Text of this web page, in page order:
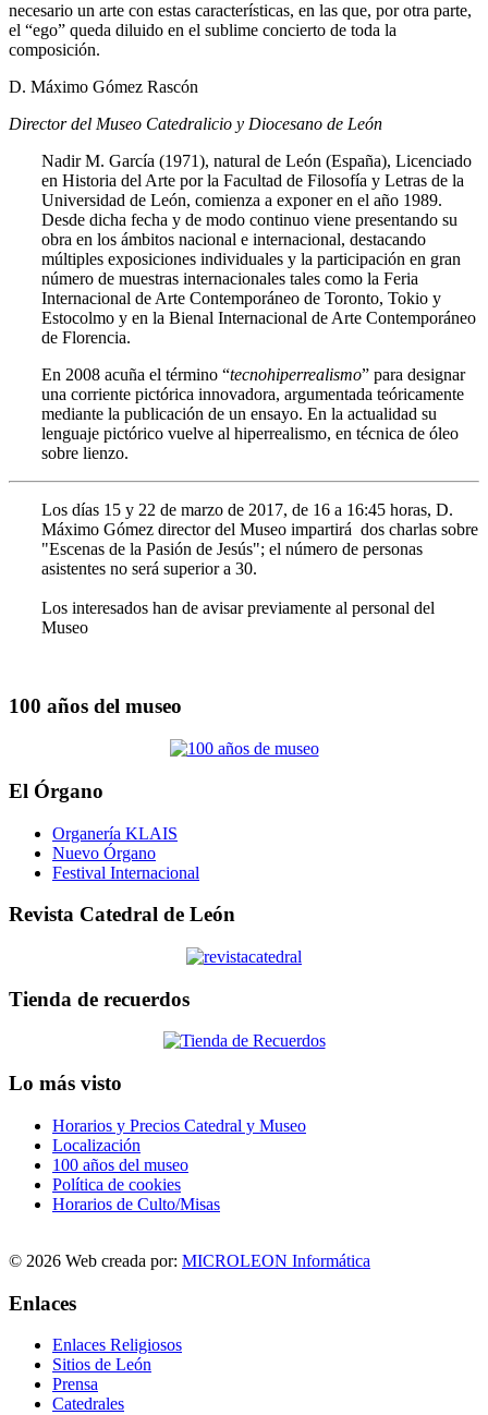
necesario un arte con estas características, en las que, por otra parte,
el “ego” queda diluido en el sublime concierto de toda la
composición.
D. Máximo Gómez Rascón
Director del Museo Catedralicio y Diocesano de León
Nadir M. García (1971), natural de León (España), Licenciado
en Historia del Arte por la Facultad de Filosofía y Letras de la
Universidad de León, comienza a exponer en el año 1989.
Desde dicha fecha y de modo continuo viene presentando su
obra en los ámbitos nacional e internacional, destacando
múltiples exposiciones individuales y la participación en gran
número de muestras internacionales tales como la Feria
Internacional de Arte Contemporáneo de Toronto, Tokio y
Estocolmo y en la Bienal Internacional de Arte Contemporáneo
de Florencia.
En 2008 acuña el término “tecnohiperrealismo” para designar
una corriente pictórica innovadora, argumentada teóricamente
mediante la publicación de un ensayo. En la actualidad su
lenguaje pictórico vuelve al hiperrealismo, en técnica de óleo
sobre lienzo.
Los días 15 y 22 de marzo de 2017, de 16 a 16:45 horas, D.
Máximo Gómez director del Museo impartirá dos charlas sobre
"Escenas de la Pasión de Jesús"; el número de personas
asistentes no será superior a 30.
Los interesados han de avisar previamente al personal del
Museo
100 años del museo
El Órgano
Organería KLAIS
Nuevo Órgano
Festival Internacional
Revista Catedral de León
Tienda de recuerdos
Lo más visto
Horarios y Precios Catedral y Museo
Localización
100 años del museo
Política de cookies
Horarios de Culto/Misas
© 2026 Web creada por: MICROLEON Informática
Enlaces
Enlaces Religiosos
Sitios de León
Prensa
Catedrales